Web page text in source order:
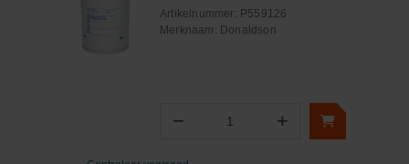
Artikelnummer: P559126
Merknaam: Donaldson
− Aantal +